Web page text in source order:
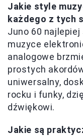
Jakie style
każdego z tych
Juno 60
muzyce
analogowe
prostych
uniwersalny,
rocku i funky,
dźwiękowi.
Jakie są